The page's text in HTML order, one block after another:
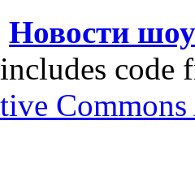
Новости
code